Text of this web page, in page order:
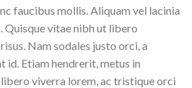
faucibus mollis. Aliquam vel lacinia
Quisque vitae nibh ut libero
Nam sodales justo orci, a
id. Etiam hendrerit, metus in
viverra lorem, ac tristique orci